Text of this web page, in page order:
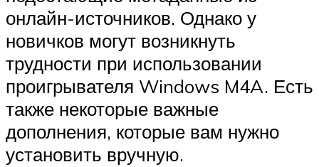
онлайн-источников. Однако у
новичков могут возникнуть
трудности при использовании
проигрывателя Windows M4A. Есть
также некоторые важные
дополнения, которые вам нужно
установить вручную.